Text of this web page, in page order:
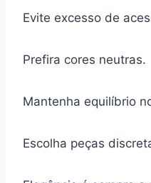
Evite excesso de
Prefira cores neutras.
Mantenha equilíbrio
Escolha peças